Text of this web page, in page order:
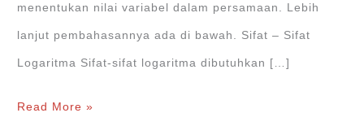
menentukan nilai variabel dalam persamaan. Lebih
lanjut pembahasannya ada di bawah. Sifat – Sifat
Logaritma Sifat-sifat logaritma dibutuhkan […]
Persamaan
Read More »